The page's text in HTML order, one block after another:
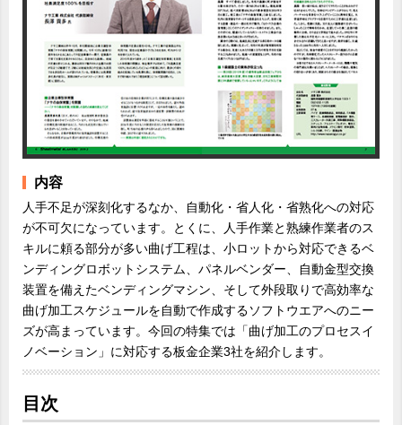
内容
人手不足が深刻化するなか、自動化・省人化・省熟化への対応
が不可欠になっています。とくに、人手作業と熟練作業者のス
キルに頼る部分が多い曲げ工程は、小ロットから対応できるベ
ンディングロボットシステム、パネルベンダー、自動金型交換
装置を備えたベンディングマシン、そして外段取りで高効率な
曲げ加工スケジュールを自動で作成するソフトウエアへのニー
ズが高まっています。今回の特集では「曲げ加工のプロセスイ
ノベーション」に対応する板金企業3社を紹介します。
目次